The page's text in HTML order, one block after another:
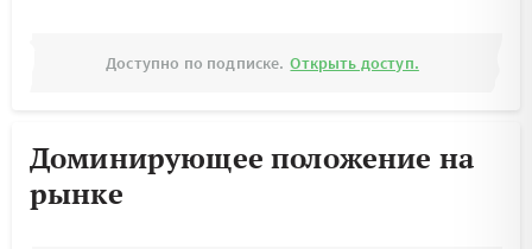
Доступно по подписке. Открыть доступ.
Доминирующее положение на
рынке